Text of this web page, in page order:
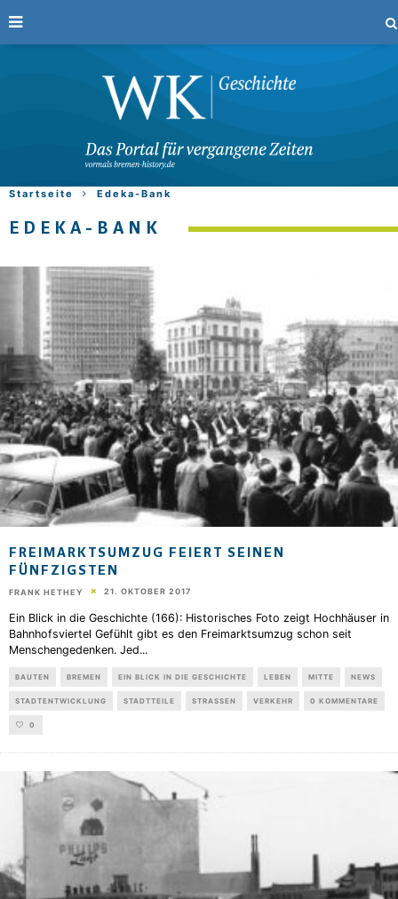
Startseite Edeka-Bank
EDEKA-BANK
FREIMARKTSUMZUG FEIERT SEINEN
FÜNFZIGSTEN
FRANK HETHEY 21. OKTOBER 2017
Ein Blick in die Geschichte (166): Historisches Foto zeigt Hochhäuser in
Bahnhofsviertel Gefühlt gibt es den Freimarktsumzug schon seit
Menschengedenken. Jed...
BAUTEN BREMEN EIN BLICK IN DIE GESCHICHTE LEBEN MITTE NEWS
STADTENTWICKLUNG STADTTEILE STRASSEN VERKEHR 0 KOMMENTARE
0